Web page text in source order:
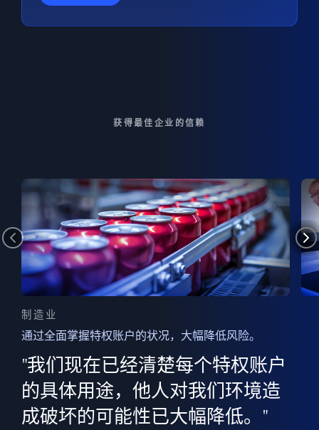
获得最佳企业的信赖
制造业
通过全面掌握特权账户的状况，大幅降低风险。
"我们现在已经清楚每个特权账户
的具体用途，他人对我们环境造
成破坏的可能性已大幅降低。"